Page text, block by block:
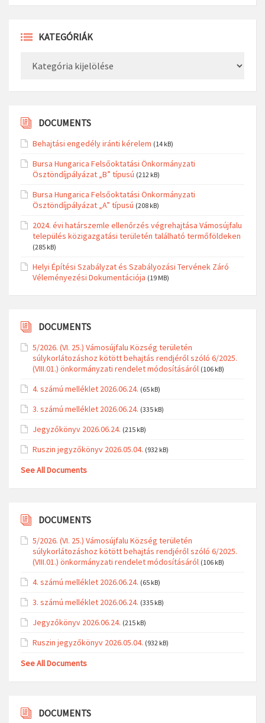
KATEGÓRIÁK
DOCUMENTS
Behajtási engedély iránti kérelem (14 kB)
Bursa Hungarica Felsőoktatási Önkormányzati
Ösztöndíjpályázat „B” típusú (212 kB)
Bursa Hungarica Felsőoktatási Önkormányzati
Ösztöndíjpályázat „A” típusú (208 kB)
2024. évi határszemle ellenőrzés végrehajtása Vámosújfalu
település közigazgatási területén található termőföldeken
(285 kB)
Helyi Építési Szabályzat és Szabályozási Tervének Záró
Véleményezési Dokumentációja (19 MB)
DOCUMENTS
5/2026. (VI. 25.) Vámosújfalu Község területén
súlykorlátozáshoz kötött behajtás rendjéről szóló 6/2025.
(VIII.01.) önkormányzati rendelet módosításáról (106 kB)
4. számú melléklet 2026.06.24. (65 kB)
3. számú melléklet 2026.06.24. (335 kB)
Jegyzőkönyv 2026.06.24. (215 kB)
Ruszin jegyzőkönyv 2026.05.04. (932 kB)
See All Documents
DOCUMENTS
5/2026. (VI. 25.) Vámosújfalu Község területén
súlykorlátozáshoz kötött behajtás rendjéről szóló 6/2025.
(VIII.01.) önkormányzati rendelet módosításáról (106 kB)
4. számú melléklet 2026.06.24. (65 kB)
3. számú melléklet 2026.06.24. (335 kB)
Jegyzőkönyv 2026.06.24. (215 kB)
Ruszin jegyzőkönyv 2026.05.04. (932 kB)
See All Documents
DOCUMENTS